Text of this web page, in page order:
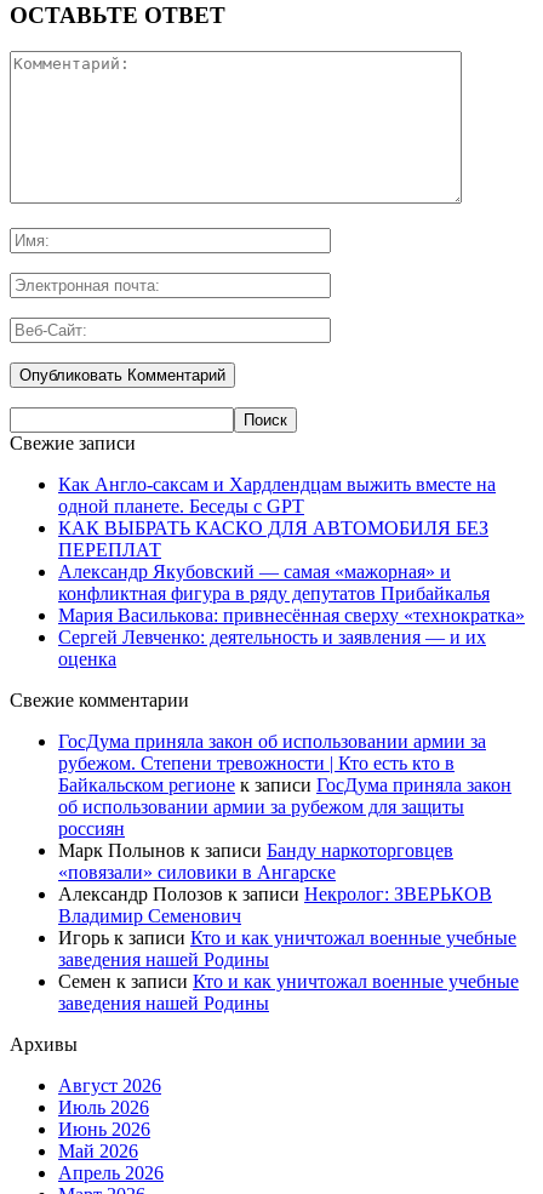
ОСТАВЬТЕ ОТВЕТ
Свежие записи
Как Англо-саксам и Хардлендцам выжить вместе на
одной планете. Беседы с GPT
КАК ВЫБРАТЬ КАСКО ДЛЯ АВТОМОБИЛЯ БЕЗ
ПЕРЕПЛАТ
Александр Якубовский — самая «мажорная» и
конфликтная фигура в ряду депутатов Прибайкалья
Мария Василькова: привнесённая сверху «технократка»
Сергей Левченко: деятельность и заявления — и их
оценка
Свежие комментарии
ГосДума приняла закон об использовании армии за
рубежом. Степени тревожности | Кто есть кто в
Байкальском регионе к записи ГосДума приняла закон
об использовании армии за рубежом для защиты
россиян
Марк Полынов к записи Банду наркоторговцев
«повязали» силовики в Ангарске
Александр Полозов к записи Некролог: ЗВЕРЬКОВ
Владимир Семенович
Игорь к записи Кто и как уничтожал военные учебные
заведения нашей Родины
Семен к записи Кто и как уничтожал военные учебные
заведения нашей Родины
Архивы
Август 2026
Июль 2026
Июнь 2026
Май 2026
Апрель 2026